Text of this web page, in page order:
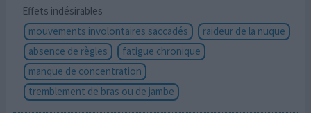
Effets indésirables
mouvements involontaires saccadés
raideur de la nuque
absence de règles
fatigue chronique
manque de concentration
tremblement de bras ou de jambe